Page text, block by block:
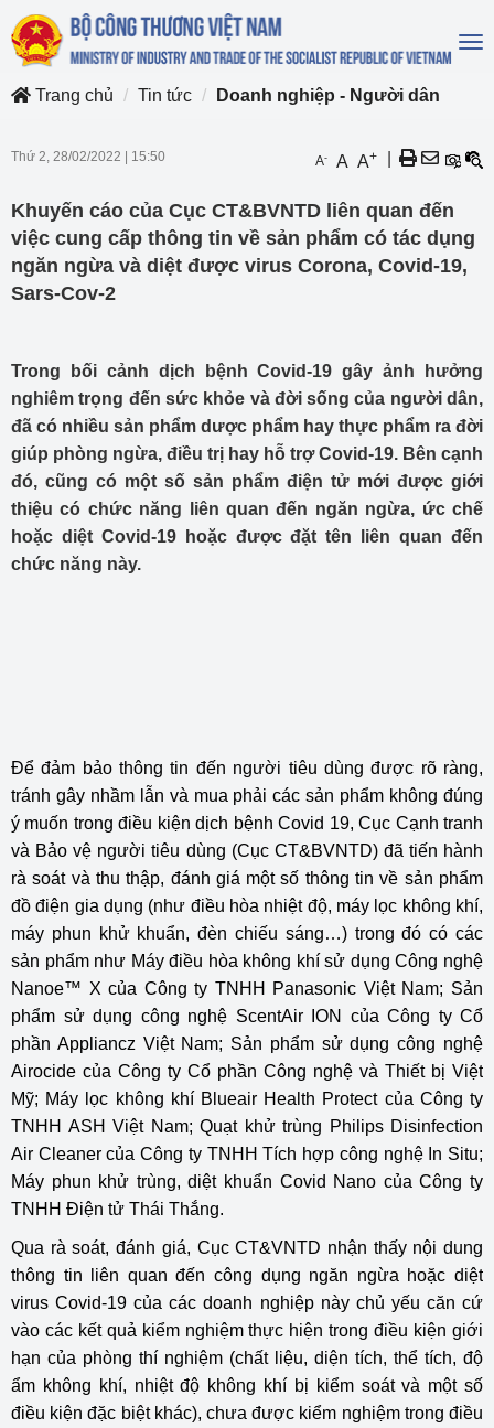
Trang chủ
Tin tức Doanh nghiệp - Người dân
Thứ 2, 28/02/2022 15:50 A- A A+
Khuyến cáo của Cục CT&BVNTD liên quan đến
việc cung cấp thông tin về sản phẩm có tác dụng
ngăn ngừa và diệt được virus Corona, Covid-19,
Sars-Cov-2
Trong bối cảnh dịch bệnh Covid-19 gây ảnh hưởng
nghiêm trọng đến sức khỏe và đời sống của người dân,
đã có nhiều sản phẩm dược phẩm hay thực phẩm ra đời
giúp phòng ngừa, điều trị hay hỗ trợ Covid-19. Bên cạnh
đó, cũng có một số sản phẩm điện tử mới được giới
thiệu có chức năng liên quan đến ngăn ngừa, ức chế
hoặc diệt Covid-19 hoặc được đặt tên liên quan đến
chức năng này.
Để đảm bảo thông tin đến người tiêu dùng được rõ ràng,
tránh gây nhầm lẫn và mua phải các sản phẩm không đúng
ý muốn trong điều kiện dịch bệnh Covid 19, Cục Cạnh tranh
và Bảo vệ người tiêu dùng (Cục CT&BVNTD) đã tiến hành
rà soát và thu thập, đánh giá một số thông tin về sản phẩm
đồ điện gia dụng (như điều hòa nhiệt độ, máy lọc không khí,
máy phun khử khuẩn, đèn chiếu sáng…) trong đó có các
sản phẩm như Máy điều hòa không khí sử dụng Công nghệ
Nanoe™ X của Công ty TNHH Panasonic Việt Nam; Sản
phẩm sử dụng công nghệ ScentAir ION của Công ty Cổ
phần Appliancz Việt Nam; Sản phẩm sử dụng công nghệ
Airocide của Công ty Cổ phần Công nghệ và Thiết bị Việt
Mỹ; Máy lọc không khí Blueair Health Protect của Công ty
TNHH ASH Việt Nam; Quạt khử trùng Philips Disinfection
Air Cleaner của Công ty TNHH Tích hợp công nghệ In Situ;
Máy phun khử trùng, diệt khuẩn Covid Nano của Công ty
TNHH Điện tử Thái Thắng.
Qua rà soát, đánh giá, Cục CT&VNTD nhận thấy nội dung
thông tin liên quan đến công dụng ngăn ngừa hoặc diệt
virus Covid-19 của các doanh nghiệp này chủ yếu căn cứ
vào các kết quả kiểm nghiệm thực hiện trong điều kiện giới
hạn của phòng thí nghiệm (chất liệu, diện tích, thể tích, độ
ẩm không khí, nhiệt độ không khí bị kiểm soát và một số
điều kiện đặc biệt khác), chưa được kiểm nghiệm trong điều